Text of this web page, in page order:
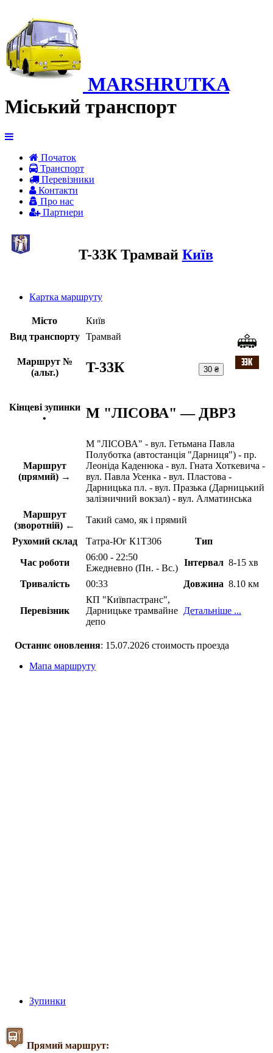
MARSHRUTKA
Міський транспорт
Початок
Транспорт
Перевiзники
Контакти
Про нас
Партнери
T-33К Трамвай Київ
Картка маршруту
Місто
Київ
Вид транспорту
Трамвай
Маршрут №
(альт.)
T-33К 30 ₴
Кінцеві зупинки
•
М "ЛІСОВА" — ДВРЗ
Маршрут
(прямий) →
М "ЛІСОВА" - вул. Гетьмана Павла
Полуботка (автостанція "Дарниця") - пр.
Леоніда Каденюка - вул. Гната Хоткевича -
вул. Павла Усенка - вул. Пластова -
Дарницька пл. - вул. Празька (Дарницький
залізничний вокзал) - вул. Алматинська
Маршрут
(зворотній) ←
Такий само, як і прямий
Рухомий склад Татра-Юг К1Т306 Тип
Час роботи
06:00 - 22:50
Ежедневно (Пн. - Вс.)
Інтервал 8-15 хв
Тривалість 00:33 Довжина 8.10 км
Перевізник
КП "Київпастранс",
Дарницьке трамвайне
депо
Детальніше ...
Останнє оновлення: 15.07.2026 стоимость проезда
Мапа маршруту
Зупинки
Прямий маршрут: